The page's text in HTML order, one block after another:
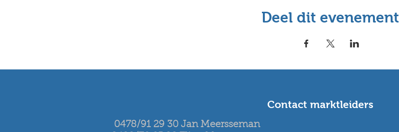
Deel dit evenement
Contact marktleiders
0478/91 29 30 Jan Meersseman